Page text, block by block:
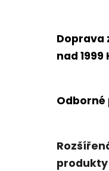
Doprava
nad 1999
produkty